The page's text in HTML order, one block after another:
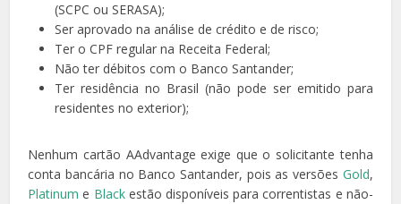
(SCPC ou SERASA);
Ser aprovado na análise de crédito e de risco;
Ter o CPF regular na Receita Federal;
Não ter débitos com o Banco Santander;
Ter residência no Brasil (não pode ser emitido para
residentes no exterior);
Nenhum cartão AAdvantage exige que o solicitante tenha
conta bancária no Banco Santander, pois as versões Gold,
Platinum e Blackestão disponíveis para correntistas e não-